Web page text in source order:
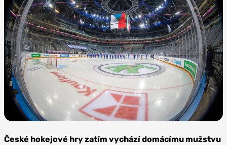
Česky hokej
České hokejové hry zatím vychází domácímu mužstvu